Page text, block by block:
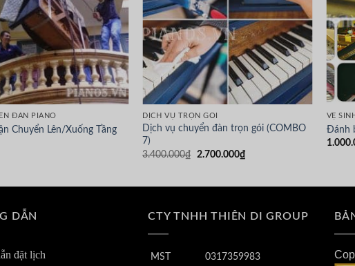
ĐÀN PIANO
Chuyển Lên/Xuống Tầng
DỊCH VỤ TRỌN GÓI
Dịch vụ chuyển đàn trọn gói (COMBO
7)
3.400.000₫
Giá
2.700.000₫Giá
hiện
VỆ
Đánh
DẪN
đặt lịch
CTY TNHH THIÊN DI GROUP
MST 0317359983